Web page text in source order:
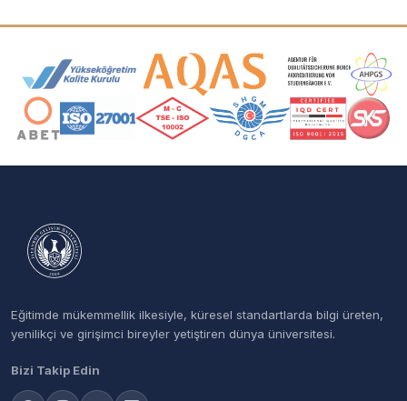
Akreditasyon ve Üyelik Logoları
Eğitimde mükemmellik ilkesiyle, küresel standartlarda bilgi üreten,
yenilikçi ve girişimci bireyler yetiştiren dünya üniversitesi.
Bizi Takip Edin